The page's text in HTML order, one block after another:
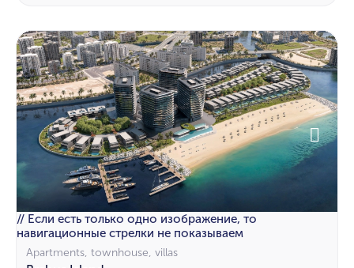
// Если есть только одно изображение, то
навигационные стрелки не показываем
Apartments, townhouse, villas